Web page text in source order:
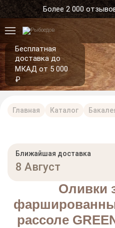
Более 2 000
Бесплатная
доставка до
МКАД от 5 000
₽
Главная Каталог
Оливки
рассоле
Ближайшая доставка
8 Август